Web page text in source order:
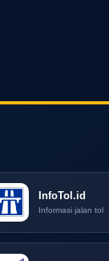
InfoTol.id
Informasi jalan tol